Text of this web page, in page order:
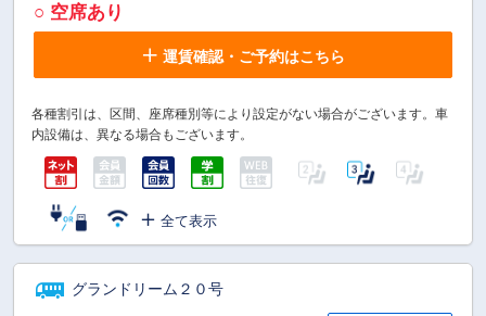
○ 空席あり
運賃確認・ご予約はこちら
各種割引は、区間、座席種別等により設定がない場合がございます。車
内設備は、異なる場合もございます。
全て表示
グランドリーム２０号